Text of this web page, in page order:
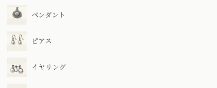
ペンダント
ピアス
イヤリング